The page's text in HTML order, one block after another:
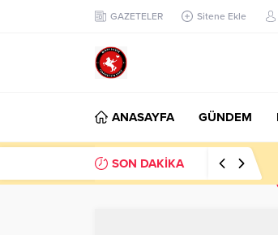
GAZETELER Sitene Ekle
ANASAYFA GÜNDEM
SON DAKİKA